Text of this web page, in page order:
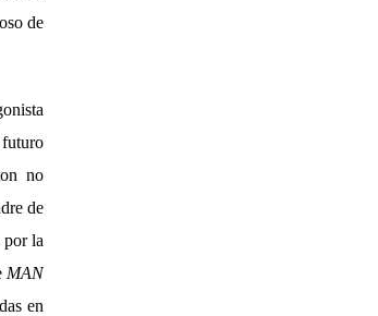
de
futuro
no
de
por la
MAN
en